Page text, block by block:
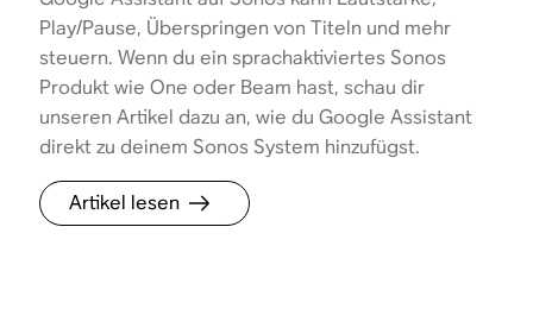
Play/Pause, Überspringen von Titeln und mehr
steuern. Wenn du ein sprachaktiviertes Sonos
Produkt wie One oder Beam hast, schau dir
unseren Artikel dazu an, wie du Google Assistant
direkt zu deinem Sonos System hinzufügst.
Artikel lesen